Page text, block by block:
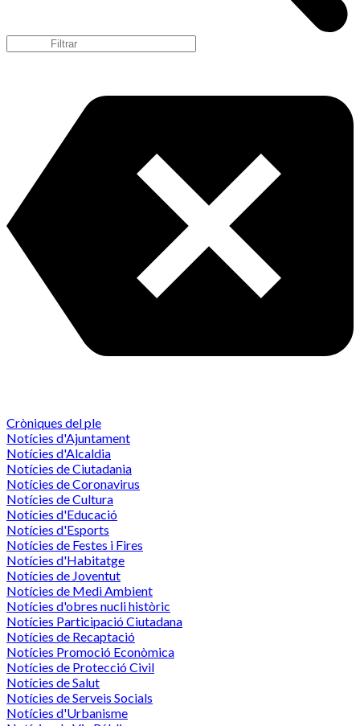
Cròniques del ple
Notícies d'Ajuntament
Notícies d'Alcaldia
Notícies de Ciutadania
Notícies de Coronavirus
Notícies de Cultura
Notícies d'Educació
Notícies d'Esports
Notícies de Festes i Fires
Notícies d'Habitatge
Notícies de Joventut
Notícies de Medi Ambient
Notícies d'obres nucli històric
Notícies Participació Ciutadana
Notícies de Recaptació
Notícies Promoció Econòmica
Notícies de Protecció Civil
Notícies de Salut
Notícies de Serveis Socials
Notícies d'Urbanisme